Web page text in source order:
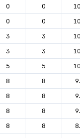
0 0
0 0
3 3
3 3
5 5
8 8
9.9
8 8
9.9
8 8
9.0
8 8
8.2